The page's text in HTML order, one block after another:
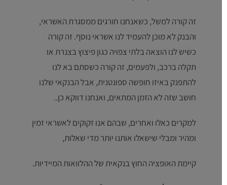
זה קורה למשל, כשאנחנו חורגים ממסגרת האשראי,
והבנק לא מוכן להעמיד לנו אשראי נוסף. זה קורה
כשיש לנו הוצאה בלתי צפויה כגון פיצוץ בצנרת או
תקלה ברכב, ולפעמים, זה קורה כשסתם בא לנו
להתפנק באיזו חופשה ספונטנית, אבל הבנקאי שלנו
חושב שזה לא הזמן המתאים, ואנחנו דווקא כן..
למקרים כאלו ואחרים, שבהם אנו זקוקים לאשראי זמין
ומהיר ומבלי שישאלו אותנו יותר מדי שאלות,
קיימת האופציה החוץ בנקאית של ההלוואות המיידיות.